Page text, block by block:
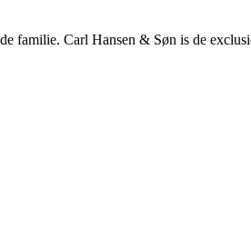
familie. Carl Hansen & Søn is de